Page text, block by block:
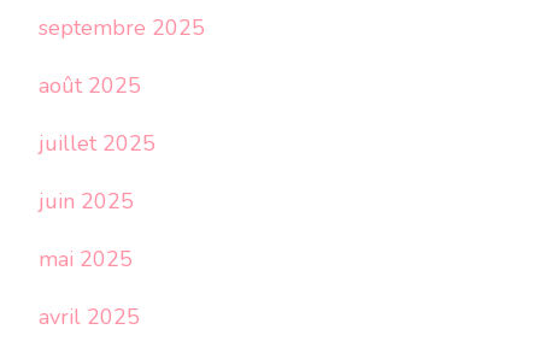
septembre 2025
août 2025
juillet 2025
juin 2025
mai 2025
avril 2025